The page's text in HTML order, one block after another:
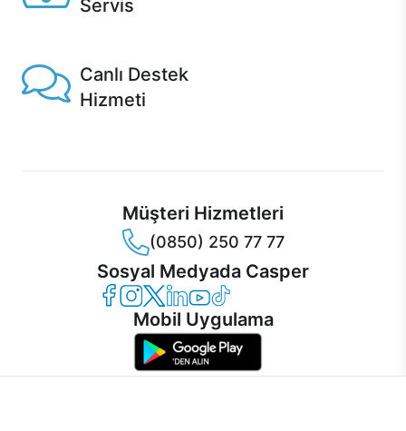
Servis
Canlı Destek
Hizmeti
Müşteri Hizmetleri
(0850) 250 77 77
Sosyal Medyada Casper
Casper Facebook
Casper Instagram
Casper Twitter
Casper LinkedIn
Casper YouTube
Casper TikTok
Mobil Uygulama